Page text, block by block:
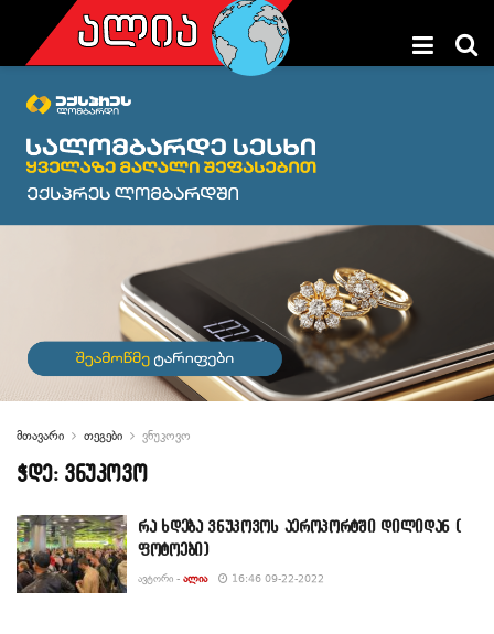
მთავარი თეგები ვნუკოვო
ჭდე: ვნუკოვო
რა ხდება ვნუკოვოს აეროპორტში დილიდან (
ფოტოები)
ᲐᲕᲢᲝᲠᲘ - ᲐᲚᲘᲐ 16:46 09-22-2022